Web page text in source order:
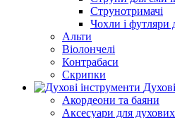
Струнотримачі
Чохли і футляри
Альти
Віолончелі
Контрабаси
Скрипки
Акордеони та баяни
Аксесуари для духових